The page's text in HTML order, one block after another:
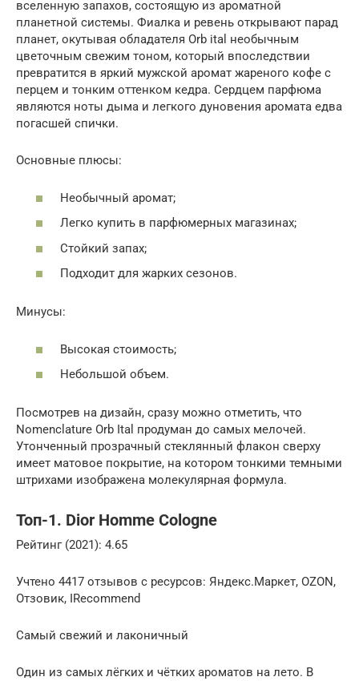
вселенную запахов, состоящую из ароматной
планетной системы. Фиалка и ревень открывают парад
планет, окутывая обладателя Orb ital необычным
цветочным свежим тоном, который впоследствии
превратится в яркий мужской аромат жареного кофе с
перцем и тонким оттенком кедра. Сердцем парфюма
являются ноты дыма и легкого дуновения аромата едва
погасшей спички.
Основные плюсы:
Необычный аромат;
Легко купить в парфюмерных магазинах;
Стойкий запах;
Подходит для жарких сезонов.
Минусы:
Высокая стоимость;
Небольшой объем.
Посмотрев на дизайн, сразу можно отметить, что
Nomenclature Orb Ital продуман до самых мелочей.
Утонченный прозрачный стеклянный флакон сверху
имеет матовое покрытие, на котором тонкими темными
штрихами изображена молекулярная формула.
Топ-1. Dior Homme Cologne
Рейтинг (2021): 4.65
Учтено 4417 отзывов с ресурсов: Яндекс.Маркет, OZON,
Отзовик, IRecommend
Самый свежий и лаконичный
Один из самых лёгких и чётких ароматов на лето. В